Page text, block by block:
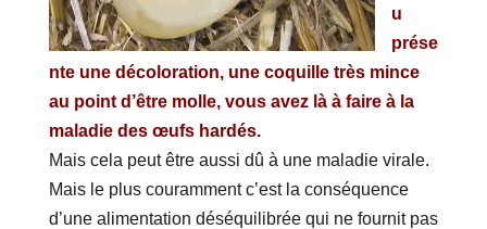
u
prése
nte une décoloration, une coquille très mince
au point d’être molle, vous avez là à faire à la
maladie des œufs hardés.
Mais cela peut être aussi dû à une maladie virale.
Mais le plus couramment c’est la conséquence
d’une alimentation déséquilibrée qui ne fournit pas